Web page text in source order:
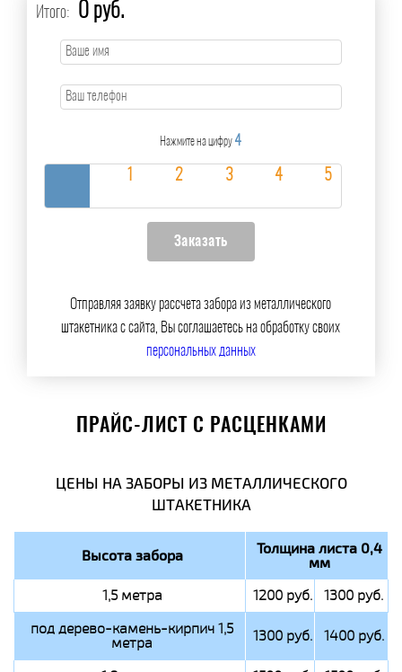
Итого: 0 руб.
Нажмите на цифру 4
Отправляя заявку рассчета забора из металлического
штакетника с сайта, Вы соглашаетесь на обработку своих
персональных данных
ПРАЙС-ЛИСТ С РАСЦЕНКАМИ
ЦЕНЫ НА ЗАБОРЫ ИЗ МЕТАЛЛИЧЕСКОГО
ШТАКЕТНИКА
Высота забора Толщина листа 0,4
мм
1,5 метра 1200 руб.
1300 руб.
под дерево-камень-кирпич 1,5
метра 1300 руб. 1400 руб.